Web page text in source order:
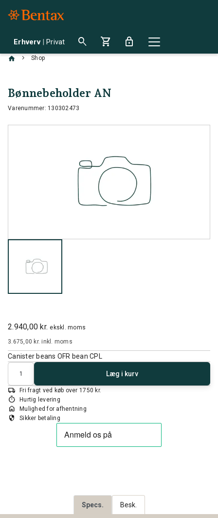
Erhverv | Privat search shopping_cart lock
chevron_right Shop
Bønnebeholder AN
Varenummer: 130302473
2.940,00 kr. ekskl. moms
3.675,00 kr.inkl. moms
Canister beans OFR bean CPL
Antal
Læg i kurv
local_shipping Fri fragt ved køb over 1750 kr.
timer Hurtig levering
home Mulighed for afhentning
security Sikker betaling
Specs. Besk.